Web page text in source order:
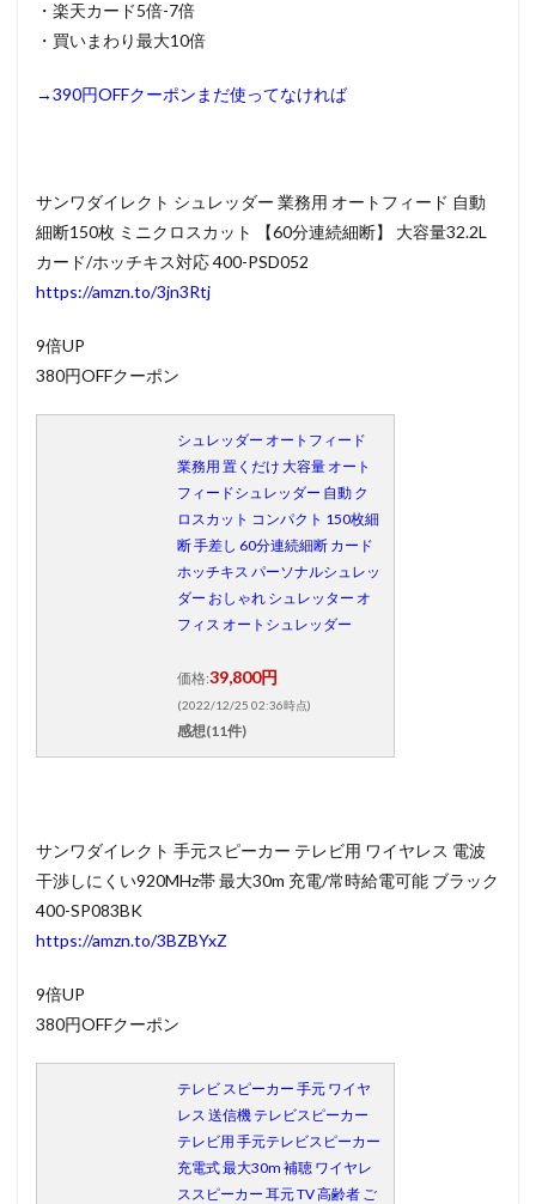
・楽天カード5倍-7倍
・買いまわり最大10倍
→390円OFFクーポンまだ使ってなければ
サンワダイレクト シュレッダー 業務用 オートフィード 自動
細断150枚 ミニクロスカット 【60分連続細断】 大容量32.2L
カード/ホッチキス対応 400-PSD052
https://amzn.to/3jn3Rtj
9倍UP
380円OFFクーポン
シュレッダー オートフィード
業務用 置くだけ 大容量 オート
フィードシュレッダー 自動 ク
ロスカット コンパクト 150枚細
断 手差し 60分連続細断 カード
ホッチキス パーソナルシュレッ
ダー おしゃれ シュレッター オ
フィス オートシュレッダー
価格:39,800円
(2022/12/25 02:36時点)
感想(11件)
サンワダイレクト 手元スピーカー テレビ用 ワイヤレス 電波
干渉しにくい920MHz帯 最大30m 充電/常時給電可能 ブラック
400-SP083BK
https://amzn.to/3BZBYxZ
9倍UP
380円OFFクーポン
テレビ スピーカー 手元 ワイヤ
レス 送信機 テレビスピーカー
テレビ用 手元テレビスピーカー
充電式 最大30m 補聴 ワイヤレ
ススピーカー 耳元 TV 高齢者 ご